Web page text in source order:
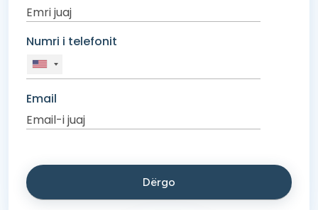
Numri i telefonit
Email